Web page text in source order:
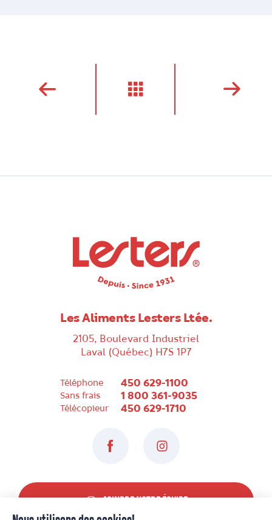
Les Aliments Lesters Ltée.
2105, Boulevard Industriel
Laval (Québec) H7S 1P7
Téléphone 450 629-1100
Sans frais 1 800 361-9035
Télécopieur 450 629-1710
Facebook Instagram